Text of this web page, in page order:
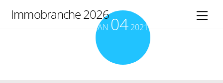
Immobranche 2026
JAN 04 2021